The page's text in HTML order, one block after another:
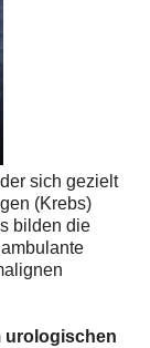
sich gezielt
(Krebs)
bilden die
urologischen